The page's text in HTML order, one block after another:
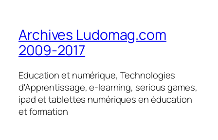
Archives Ludomag.com
2009-2017
Education et numérique, Technologies
d'Apprentissage, e-learning, serious games,
ipad et tablettes numériques en éducation
et formation